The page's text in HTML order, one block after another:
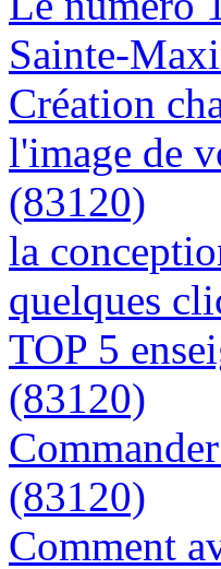
Sainte-
Création
l'image de
(83120)
la
quelques
TOP 5
(83120)
(83120)
Comment